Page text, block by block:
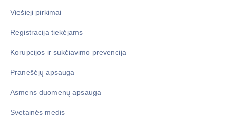
Viešieji pirkimai
Registracija tiekėjams
Korupcijos ir sukčiavimo prevencija
Pranešėjų apsauga
Asmens duomenų apsauga
Svetainės medis